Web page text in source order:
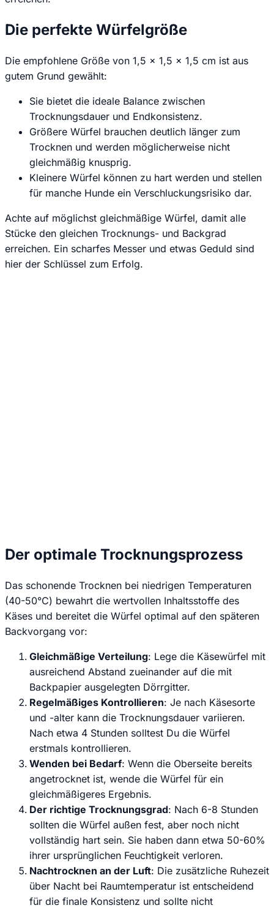
Die perfekte Würfelgröße
Die empfohlene Größe von 1,5 x 1,5 x 1,5 cm ist aus
gutem Grund gewählt:
Sie bietet die ideale Balance zwischen
Trocknungsdauer und Endkonsistenz.
Größere Würfel brauchen deutlich länger zum
Trocknen und werden möglicherweise nicht
gleichmäßig knusprig.
Kleinere Würfel können zu hart werden und stellen
für manche Hunde ein Verschluckungsrisiko dar.
Achte auf möglichst gleichmäßige Würfel, damit alle
Stücke den gleichen Trocknungs- und Backgrad
erreichen. Ein scharfes Messer und etwas Geduld sind
hier der Schlüssel zum Erfolg.
Der optimale Trocknungsprozess
Das schonende Trocknen bei niedrigen Temperaturen
(40-50°C) bewahrt die wertvollen Inhaltsstoffe des
Käses und bereitet die Würfel optimal auf den späteren
Backvorgang vor:
Gleichmäßige Verteilung: Lege die Käsewürfel mit
ausreichend Abstand zueinander auf die mit
Backpapier ausgelegten Dörrgitter.
Regelmäßiges Kontrollieren: Je nach Käsesorte
und -alter kann die Trocknungsdauer variieren.
Nach etwa 4 Stunden solltest Du die Würfel
erstmals kontrollieren.
Wenden bei Bedarf: Wenn die Oberseite bereits
angetrocknet ist, wende die Würfel für ein
gleichmäßigeres Ergebnis.
Der richtige Trocknungsgrad: Nach 6-8 Stunden
sollten die Würfel außen fest, aber noch nicht
vollständig hart sein. Sie haben dann etwa 50-60%
ihrer ursprünglichen Feuchtigkeit verloren.
Nachtrocknen an der Luft: Die zusätzliche Ruhezeit
über Nacht bei Raumtemperatur ist entscheidend
für die finale Konsistenz und sollte nicht